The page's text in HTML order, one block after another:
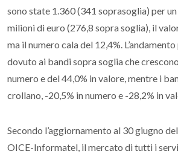
sono state 1.360 (341 soprasoglia) per
milioni di euro (276,8 sopra soglia), il
ma il numero cala del 12,4%.
dovuto ai bandi sopra soglia che
numero e del 44,0% in valore, mentre i
crollano, -20,5% in numero e -28,2% in
Secondo l’aggiornamento al 30 giugno
OICE-Informatel, il mercato di tutti i